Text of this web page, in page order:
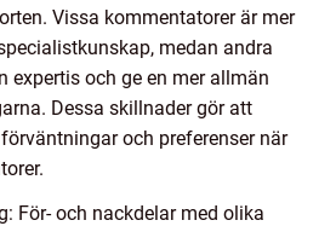
Vissa kommentatorer är mer
medan andra
expertis och ge en mer allmän
Dessa skillnader gör att
och preferenser när
För- och nackdelar med olika